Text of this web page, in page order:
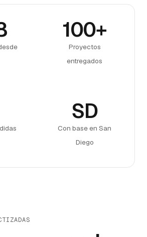
100+
Proyectos
entregados
SD
Con base en San
Diego